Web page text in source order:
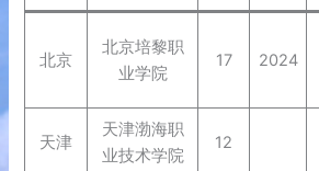
北京
北京培黎职
业学院
17 2024
天津
天津渤海职
业技术学院
12